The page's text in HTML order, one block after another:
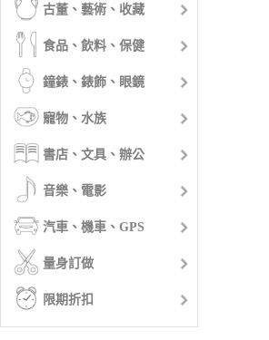
古董、藝術、收藏
食品、飲料、保健
鐘錶、錶飾、眼鏡
寵物、水族
書店、文具、辦公
音樂、電影
汽車、機車、GPS
量身訂做
限期折扣